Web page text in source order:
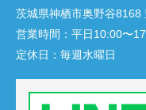
茨城県神栖市奥野谷8168
営業時間： 平日10:00〜
定休日： 毎週水曜日